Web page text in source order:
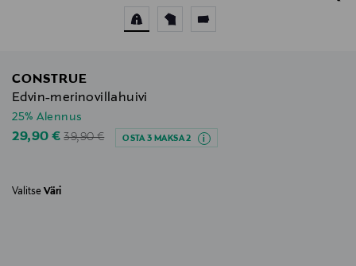
CONSTRUE
Edvin-merinovillahuivi
25% Alennus
Discounted Price
29,90 €Original Price
39,90 € OSTA 3 MAKSA 2
Valitse Väri